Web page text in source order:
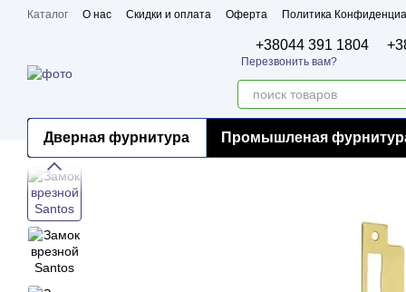
Перейти к основному контенту
Каталог О нас Скидки и оплата Оферта
Политика
+38044 391 1804
Перезвонить вам?
Дверная фурнитура Промышленая